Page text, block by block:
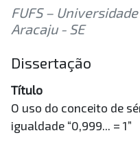
FUFS –
Aracaju - SE
Dissertação
Título
O uso do conceito de
igualdade “0,999... = 1”